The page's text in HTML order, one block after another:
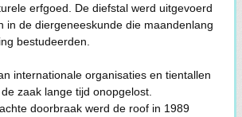
erfgoed. De diefstal werd uitgevoerd
in de diergeneeskunde die maandenlang
bestudeerden.
internationale organisaties en tientallen
zaak lange tijd onopgelost.
doorbraak werd de roof in 1989